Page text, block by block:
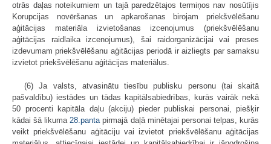
otrās daļas noteikumiem un tajā paredzētajos termiņos nav nosūtījis
Korupcijas novēršanas un apkarošanas birojam priekšvēlēšanu
aģitācijas materiāla izvietošanas izcenojumus (priekšvēlēšanu
aģitācijas raidlaika izcenojumus), šai raidorganizācijai vai preses
izdevumam priekšvēlēšanu aģitācijas periodā ir aizliegts par samaksu
izvietot priekšvēlēšanu aģitācijas materiālus.
(6) Ja valsts, atvasinātu tiesību publisku personu (tai skaitā
pašvaldību) iestādes un tādas kapitālsabiedrības, kurās vairāk nekā
50 procenti kapitāla daļu (akciju) pieder publiskai personai, piešķir
kādai šā likuma28.pantapirmajā daļā minētajai personai telpas, kurās
veikt priekšvēlēšanu aģitāciju vai izvietot priekšvēlēšanu aģitācijas